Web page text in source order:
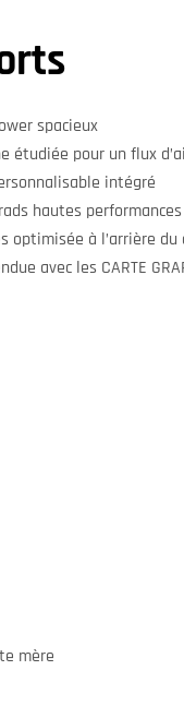
spacieux
étudiée pour un flux
intégré
hautes
optimisée à l’arrière du
avec les CARTE
mère